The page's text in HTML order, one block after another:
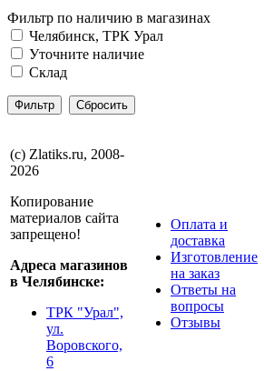
Фильтр по наличию в магазинах
Челябинск, ТРК Урал
Уточните наличие
Склад
(с) Zlatiks.ru, 2008-
2026
Копирование
материалов сайта
запрещено!
Адреса магазинов
в Челябинске:
ТРК "Урал",
ул.
Воровского,
6
Оплата и
доставка
Изготовление
на заказ
Ответы на
вопросы
Отзывы